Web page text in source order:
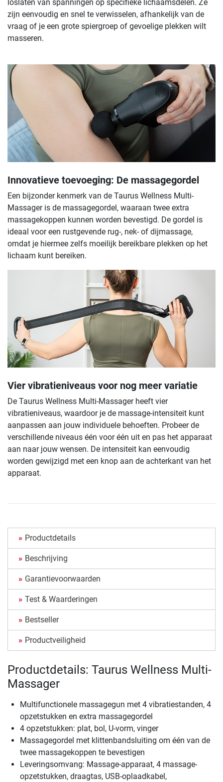
loslaten van spanningen op specifieke lichaamsdelen. Ze
zijn eenvoudig en snel te verwisselen, afhankelijk van de
vraag of je een grote spiergroep of gevoelige plekken wilt
masseren.
Innovatieve toevoeging: De massagegordel
Een bijzonder kenmerk van de Taurus Wellness Multi-
Massager is de massagegordel, waaraan twee extra
massagekoppen kunnen worden bevestigd. De gordel is
ideaal voor een rustgevende rug-, nek- of dijmassage,
omdat je hiermee zelfs moeilijk bereikbare plekken op het
lichaam kunt bereiken.
Vier vibratieniveaus voor nog meer variatie
De Taurus Wellness Multi-Massager heeft vier
vibratieniveaus, waardoor je de massage-intensiteit kunt
aanpassen aan jouw individuele behoeften. Probeer de
verschillende niveaus één voor één uit en pas het apparaat
aan naar jouw wensen. De intensiteit kan eenvoudig
worden gewijzigd met een knop aan de achterkant van het
apparaat.
Productdetails
Beschrijving
Garantievoorwaarden
Test & Waarderingen
Bestseller
Productveiligheid
Productdetails: Taurus Wellness Multi-
Massager
Multifunctionele massagegun met 4 vibratiestanden, 4
opzetstukken en extra massagegordel
4 opzetstukken: plat, bol, U-vorm, vinger
Massagegordel met klittenbandsluiting om één van de
twee massagekoppen te bevestigen
Leveringsomvang: Massage-apparaat, 4 massage-
opzetstukken, draagtas, USB-oplaadkabel,